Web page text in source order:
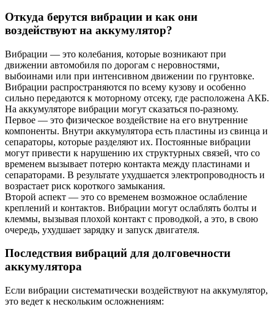
Откуда берутся вибрации и как они
воздействуют на аккумулятор?
Вибрации — это колебания, которые возникают при
движении автомобиля по дорогам с неровностями,
выбоинами или при интенсивном движении по грунтовке.
Вибрации распространяются по всему кузову и особенно
сильно передаются к моторному отсеку, где расположена АКБ.
На аккумуляторе вибрации могут сказаться по-разному.
Первое — это физическое воздействие на его внутренние
компоненты. Внутри аккумулятора есть пластины из свинца и
сепараторы, которые разделяют их. Постоянные вибрации
могут привести к нарушению их структурных связей, что со
временем вызывает потерю контакта между пластинами и
сепараторами. В результате ухудшается электропроводность и
возрастает риск короткого замыкания.
Второй аспект — это со временем возможное ослабление
креплений и контактов. Вибрации могут ослаблять болты и
клеммы, вызывая плохой контакт с проводкой, а это, в свою
очередь, ухудшает зарядку и запуск двигателя.
Последствия вибраций для долговечности
аккумулятора
Если вибрации систематически воздействуют на аккумулятор,
это ведет к нескольким осложнениям: